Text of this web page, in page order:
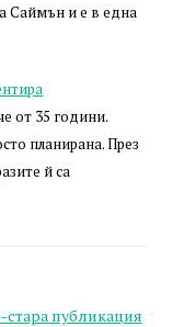
Саймън и е в една
от 35 години.
планирана. През
й са
публикация